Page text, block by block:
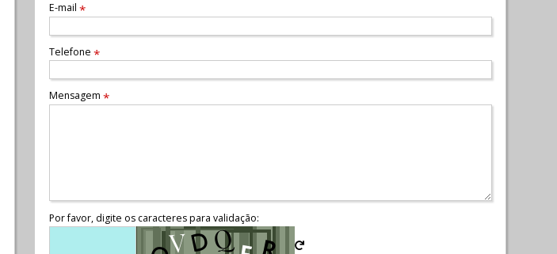
E-mail *
Telefone *
Mensagem *
Por favor, digite os caracteres para validação: